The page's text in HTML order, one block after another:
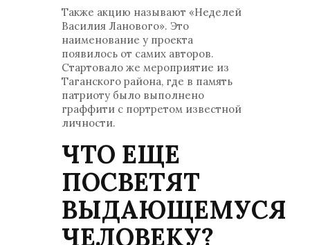
Также акцию называют «Неделей
Василия Ланового». Это
наименование у проекта
появилось от самих авторов.
Стартовало же мероприятие из
Таганского района, где в память
патриоту было выполнено
граффити с портретом известной
личности.
ЧТО ЕЩЕ
ПОСВЕТЯТ
ВЫДАЮЩЕМУСЯ
ЧЕЛОВЕКУ?